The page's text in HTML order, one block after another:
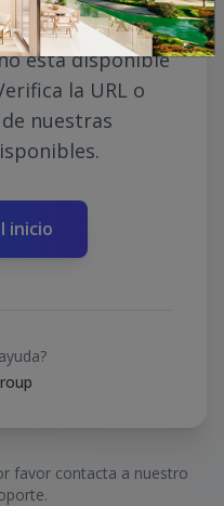
que estás
está disponible
la URL o
nuestras
inicio
favor contacta a nuestro